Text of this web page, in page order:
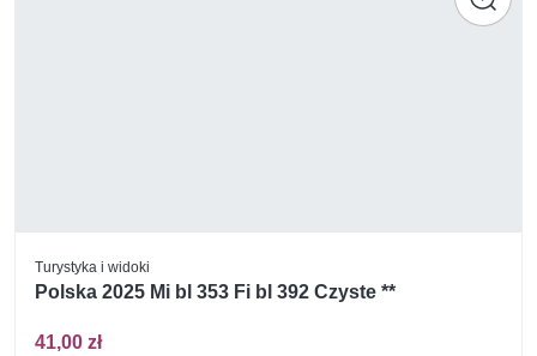
Turystyka i widoki
Polska 2025 Mi bl 353 Fi bl 392 Czyste **
41,00 zł